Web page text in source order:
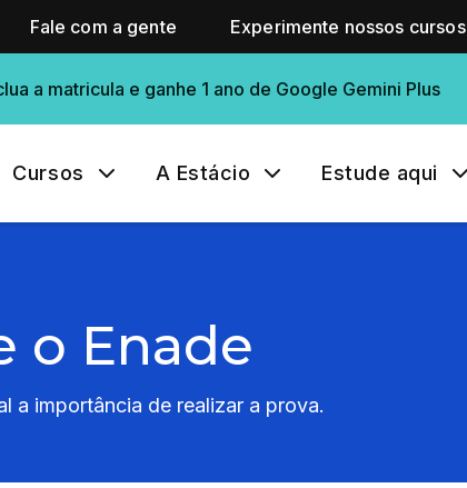
Fale com a gente Experimente nossos cursos
a matricula e ganhe 1 ano de Google Gemini Plus
Cursos A Estácio Estude aqui
o Enade
a importância de realizar a prova.